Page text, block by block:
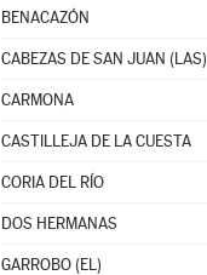
BENACAZÓN
CABEZAS DE SAN JUAN (LAS)
CARMONA
CASTILLEJA DE LA CUESTA
CORIA DEL RÍO
DOS HERMANAS
GARROBO (EL)